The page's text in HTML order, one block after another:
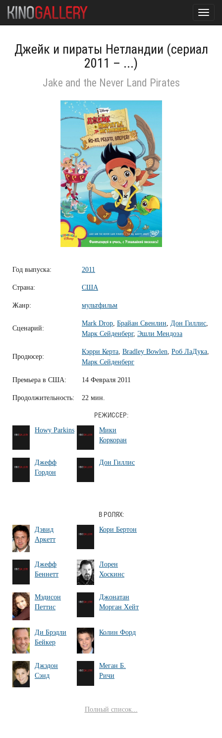
Джейк и пираты Нетландии (сериал
2011 – ...)
Jake and the Never Land Pirates
Год выпуска: 2011
Страна: США
Жанр: мультфильм
Сценарий:
Mark Drop Брайан Свенлин Дон Гиллис
Марк Сейденберг, Эшли Мендоза
Продюсер:
Кэрри Керта Bradley Bowlen Роб ЛаДука
Марк Сейденберг
Премьера в США: 14 Февраля 2011
Продолжительность: 22 мин.
РЕЖИССЕР:
Howy Parkins
Мики
Коркоран
Джефф
Гордон
Дон Гиллис
В РОЛЯХ:
Дэвид
Аркетт
Кори Бертон
Джефф
Беннетт
Лорен
Хоскинс
Мэдисон
Петтис
Джонатан
Морган Хейт
Ди Брэдли
Бейкер
Колин Форд
Джэдон
Сэнд
Меган Б.
Ричи
Полный список...